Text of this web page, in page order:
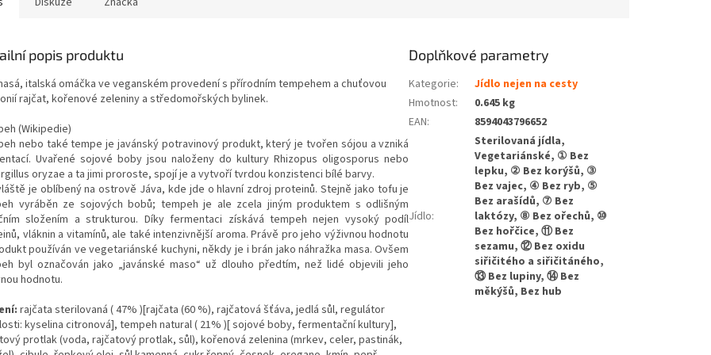
popis produktu
italská omáčka ve veganském provedení s přírodním tempehem a chuťovou
rajčat, kořenové zeleniny a středomořských bylinek.
(Wikipedie)
nebo také tempe je javánský potravinový produkt, který je tvořen sójou a vzniká
Uvařené sojové boby jsou naloženy do kultury Rhizopus oligosporus nebo
oryzae a ta jimi proroste, spojí je a vytvoří tvrdou konzistenci bílé barvy.
je oblíbený na ostrově Jáva, kde jde o hlavní zdroj proteinů. Stejně jako tofu je
vyráběn ze sojových bobů; tempeh je ale zcela jiným produktem s odlišným
složením a strukturou. Díky fermentaci získává tempeh nejen vysoký podíl
vláknin a vitamínů, ale také intenzivnější aroma. Právě pro jeho výživnou hodnotu
používán ve vegetariánské kuchyni, někdy je i brán jako náhražka masa. Ovšem
byl označován jako „javánské maso“ už dlouho předtím, než lidé objevili jeho
hodnotu.
rajčata sterilovaná ( 47% )[rajčata (60 %), rajčatová šťáva, jedlá sůl, regulátor
kyselina citronová], tempeh natural ( 21% )[ sojové boby, fermentační kultury],
protlak (voda, rajčatový protlak, sůl), kořenová zelenina (mrkev, celer, pastinák,
Doplňkové parametry
Kategorie:
Jídlo nejen na cesty
Hmotnost:
0.645 kg
EAN: 8594043796652
Jídlo:
Sterilovaná jídla,
Vegetariánské, ① Bez
lepku, ② Bez korýšů, ③
Bez vajec, ④ Bez ryb, ⑤
Bez arašídů, ⑦ Bez
laktózy, ⑧ Bez ořechů, ⑩
Bez hořčice, ⑪ Bez
sezamu, ⑫ Bez oxidu
siřičitého a siřičitáného,
⑬ Bez lupiny, ⑭ Bez
měkýšů, Bez hub